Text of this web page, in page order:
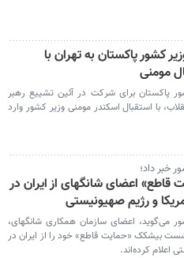
کشور پاکستان به تهران با
مومنی
پاکستان برای شرکت در آئین تشییع رهبر
با استقبال اسکندر مومنی وزیر کشور وارد
خبر داد؛
قاطع» اعضای شانگهای از ایران در
و رژیم صهیونیستی
می‌گوید، اعضای سازمان همکاری شانگهای،
بیشکک «حمایت قاطع» خود را از ایران در
اعلام کرده‌اند.